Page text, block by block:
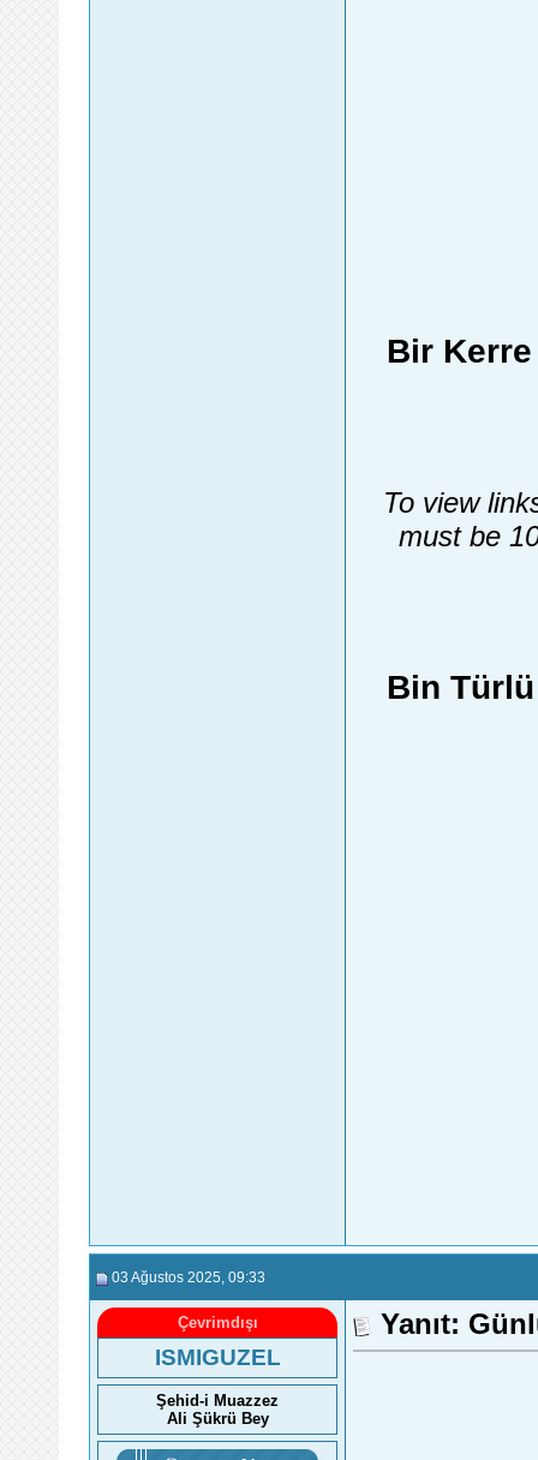
Bir Kerre
To view
must be
Bin
03 Ağustos 2025 , 09:33
Çevrimdışı
ISMIGUZEL
Şehid-i Muazzez
Ali Şükrü Bey
Yanıt: